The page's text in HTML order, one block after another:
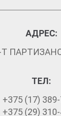
АДРЕС:
ТЕЛ:
+375 (17)
+375 (29)